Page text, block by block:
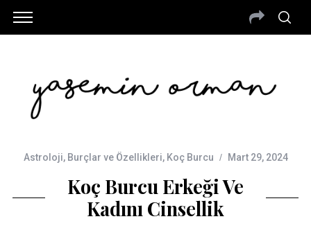
Astroloji, Burçlar ve Özellikleri, Koç Burcu Mart 29, 2024
Koç Burcu Erkeği Ve
Kadını Cinsellik